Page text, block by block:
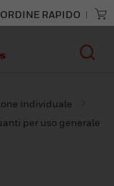
ORDINE RAPIDO
individuale
per uso generale